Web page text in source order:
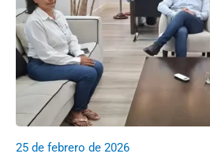
25 de febrero de 2026